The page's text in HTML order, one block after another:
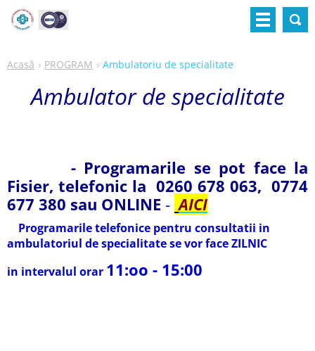
Acasă PROGRAM Ambulatoriu de specialitate
Ambulator de specialitate
- Programarile se pot face la
Fisier, telefonic la 0260 678 063, 0774
677 380 sau ONLINE - AICI
Programarile telefonice pentru consultatii in
ambulatoriul de specialitate se vor face ZILNIC
in intervalul orar 11:oo - 15:00